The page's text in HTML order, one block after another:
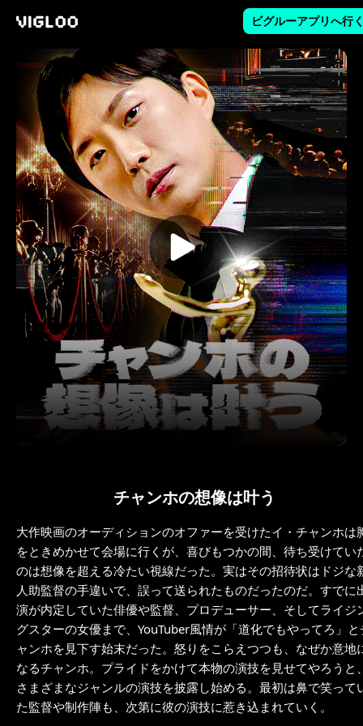
ビグルーアプリへ行
チャンホの想像は叶う
大作映画のオーディションのオファーを受けたイ・チャンホは
をときめかせて会場に行くが、喜びもつかの間、待ち受けてい
のは想像を超える冷たい視線だった。実はその招待状はドジな
人助監督の手違いで、誤って送られたものだったのだ。すでに
演が内定していた俳優や監督、プロデューサー、そしてライジ
グスターの女優まで、YouTuber風情が「道化でもやってろ」と
ャンホを見下す始末だった。怒りをこらえつつも、なぜか意地
なるチャンホ。プライドをかけて本物の演技を見せてやろうと
さまざまなジャンルの演技を披露し始める。最初は鼻で笑って
た監督や制作陣も、次第に彼の演技に惹き込まれていく。